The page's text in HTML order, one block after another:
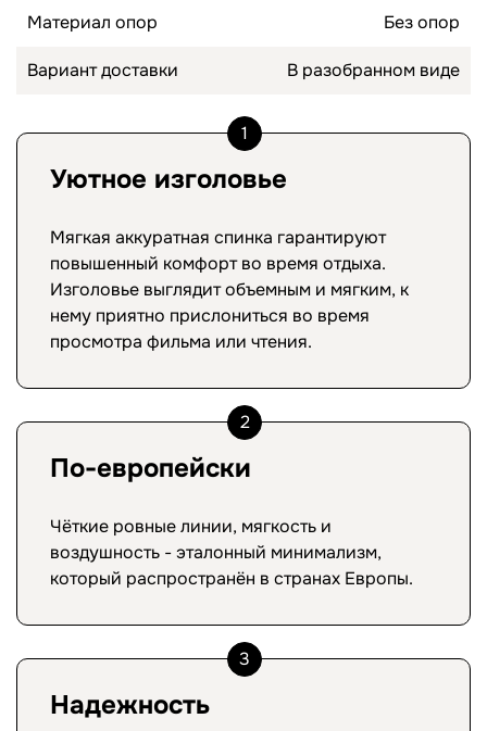
Материал опор Без опор
Вариант доставки В разобранном виде
1
Уютное изголовье
Мягкая аккуратная спинка гарантируют
повышенный комфорт во время отдыха.
Изголовье выглядит объемным и мягким, к
нему приятно прислониться во время
просмотра фильма или чтения.
2
По-европейски
Чёткие ровные линии, мягкость и
воздушность - эталонный минимализм,
который распространён в странах Европы.
3
Надежность